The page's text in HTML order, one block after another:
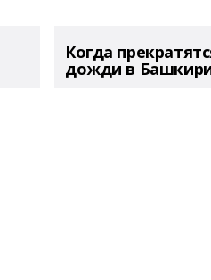
Когда
дожди в